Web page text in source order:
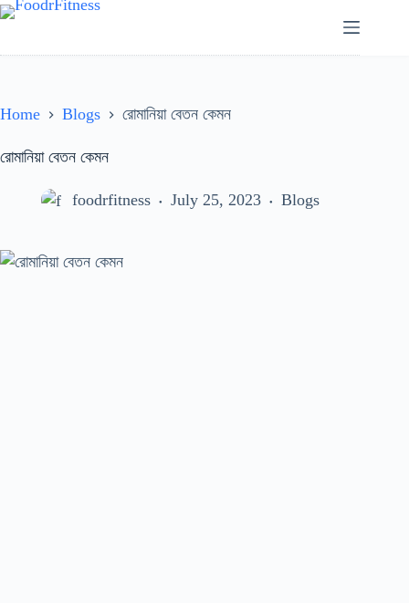
Skip
content
Home Blogs রোমানিয়া বেতন কেমন
রোমানিয়া বেতন কেমন
foodrfitness July 25, 2023 Blogs